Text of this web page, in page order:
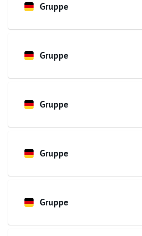
Gruppe
Gruppe
Gruppe
Gruppe
Gruppe